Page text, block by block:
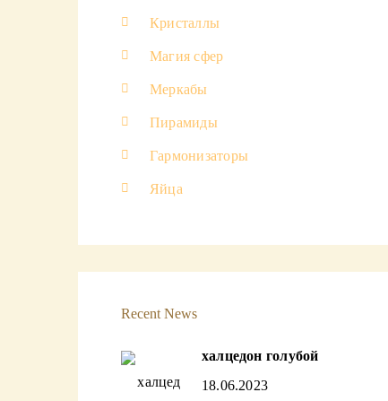
Кристаллы
Магия сфер
Меркабы
Пирамиды
Гармонизаторы
Яйца
Recent News
халцедон голубой
18.06.2023